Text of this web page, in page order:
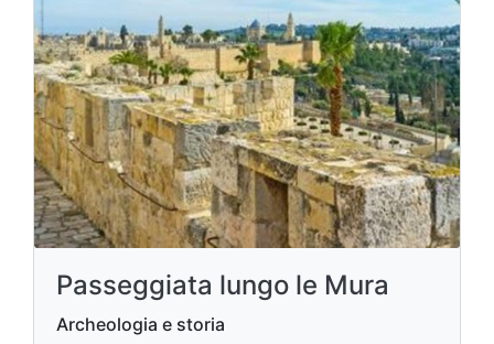
Passeggiata lungo le Mura
Archeologia e storia